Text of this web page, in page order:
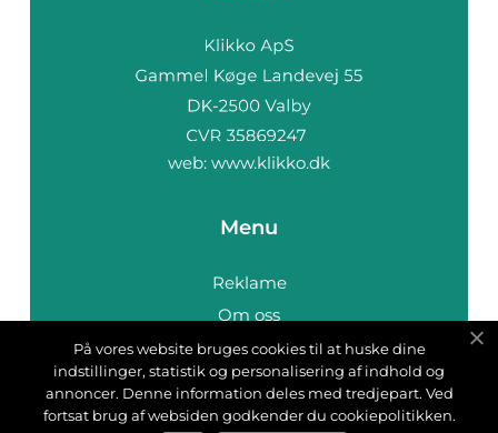
web: www.klikko.dk
Menu
Reklame
Om oss
Cookies
Kontakt Oss
Sitemap
På vores website bruges cookies til at huske dine
indstillinger, statistik og personalisering af indhold og
annoncer. Denne information deles med tredjepart. Ved
fortsat brug af websiden godkender du cookiepolitikken.